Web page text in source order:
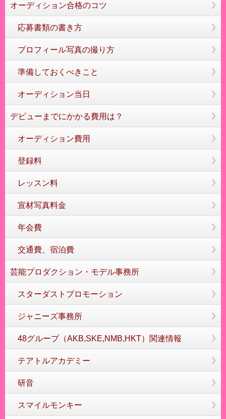
オーディション合格のコツ
応募書類の書き方
プロフィール写真の撮り方
準備しておくべきこと
オーディション当日
デビューまでにかかる費用は？
オーディション費用
登録料
レッスン料
宣材写真料金
年会費
交通費、宿泊費
芸能プロダクション・モデル事務所
スターダストプロモーション
ジャニーズ事務所
48グループ（AKB,SKE,NMB,HKT）関連情報
テアトルアカデミー
研音
スマイルモンキー